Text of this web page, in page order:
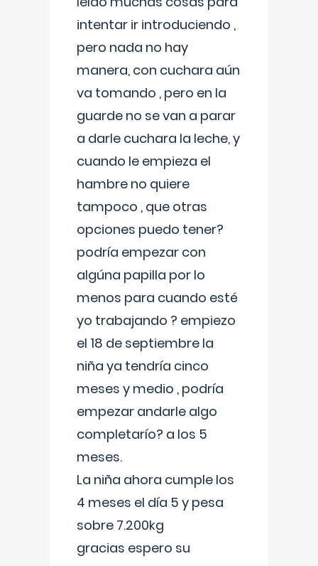
intentar ir introduciendo ,
pero nada no hay
manera, con cuchara aún
va tomando , pero en la
guarde no se van a parar
a darle cuchara la leche, y
cuando le empieza el
hambre no quiere
tampoco , que otras
opciones puedo tener?
podría empezar con
algúna papilla por lo
menos para cuando esté
yo trabajando ? empiezo
el 18 de septiembre la
niña ya tendría cinco
meses y medio , podría
empezar andarle algo
completarío? a los 5
meses.
La niña ahora cumple los
4 meses el día 5 y pesa
sobre 7.200kg
gracias espero su